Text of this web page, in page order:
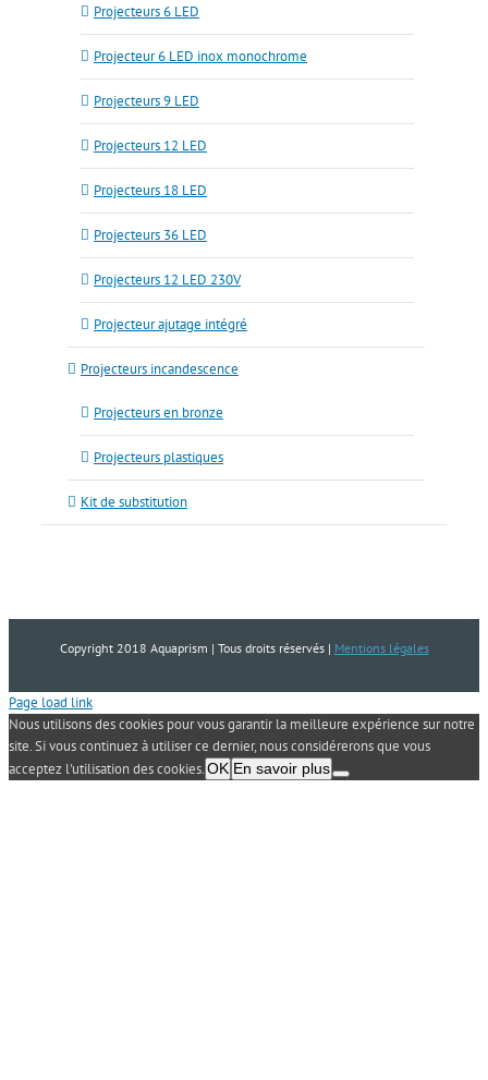
Projecteurs 6 LED
Projecteur 6 LED inox monochrome
Projecteurs 9 LED
Projecteurs 12 LED
Projecteurs 18 LED
Projecteurs 36 LED
Projecteurs 12 LED 230V
Projecteur ajutage intégré
Projecteurs incandescence
Projecteurs en bronze
Projecteurs plastiques
Kit de substitution
Copyright 2018 Aquaprism | Tous droits réservés | Mentions légales
Page load link
Nous utilisons des cookies pour vous garantir la meilleure expérience sur notre
site. Si vous continuez à utiliser ce dernier, nous considérerons que vous
acceptez l'utilisation des cookies.OK En savoir plus